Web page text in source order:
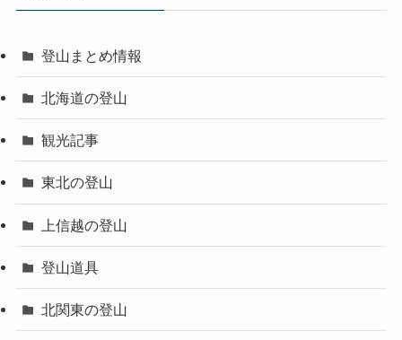
登山まとめ情報
北海道の登山
観光記事
東北の登山
上信越の登山
登山道具
北関東の登山